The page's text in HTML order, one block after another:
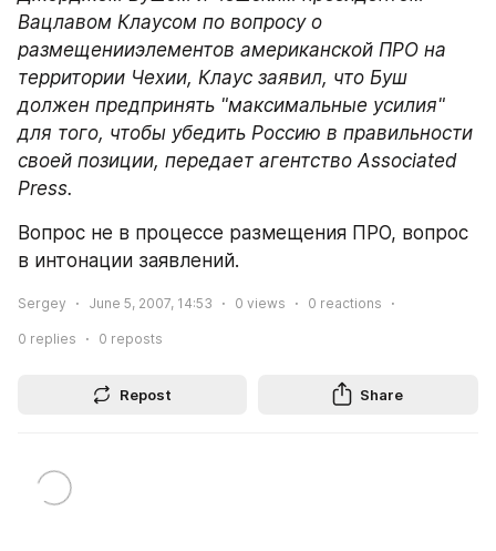
Вацлавом Клаусом по вопросу о
размещенииэлементов американской ПРО на
территории Чехии, Клаус заявил, что Буш
должен предпринять "максимальные усилия"
для того, чтобы убедить Россию в правильности
своей позиции, передает агентство Associated
Press.
Вопрос не в процессе размещения ПРО, вопрос
в интонации заявлений.
Sergey June 5, 2007, 14:53 0 views 0 reactions
0 replies 0 reposts
Repost Share